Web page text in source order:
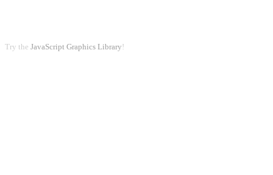
Try the JavaScript Graphics Library!